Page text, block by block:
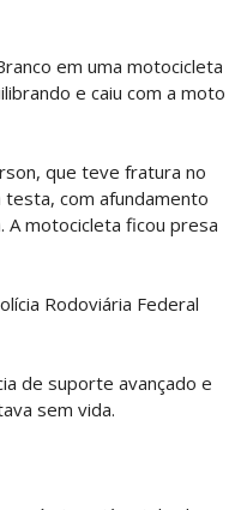
em uma motocicleta
e caiu com a moto
que teve fratura no
testa, com afundamento
A motocicleta ficou presa
Rodoviária Federal
de suporte avançado e
sem vida.